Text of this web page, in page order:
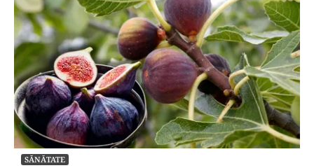
SĂNĂTATE